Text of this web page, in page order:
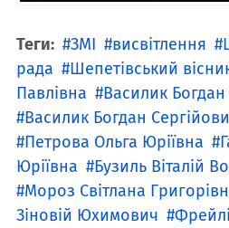
Теги: ЗМІ висвітлення
рада
Шепетівський
Павлівна
Василик Богдан
Василик Богдан
Петрова Ольга Юріївна
Юріївна
Бузиль Віталій
Мороз Світлана
Зіновій Юхимович